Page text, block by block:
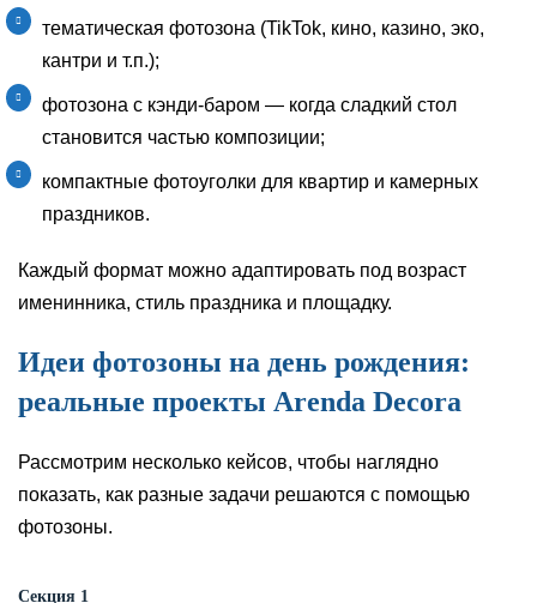
тематическая фотозона (TikTok, кино, казино, эко,
кантри и т.п.);
фотозона с кэнди-баром — когда сладкий стол
становится частью композиции;
компактные фотоуголки для квартир и камерных
праздников.
Каждый формат можно адаптировать под возраст
именинника, стиль праздника и площадку.
Идеи фотозоны на день рождения:
реальные проекты Arenda Decora
Рассмотрим несколько кейсов, чтобы наглядно
показать, как разные задачи решаются с помощью
фотозоны.
Секция 1